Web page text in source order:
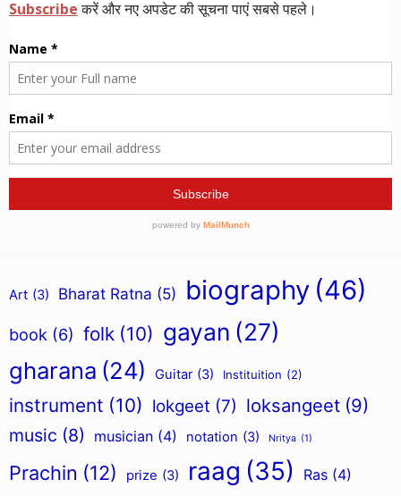
Art (3) Bharat Ratna (5) biography (46)
book (6) folk (10) gayan (27)
gharana (24) Guitar (3) Instituition (2)
instrument (10) lokgeet (7) loksangeet (9)
music (8) musician (4) notation (3) Nritya (1)
Prachin (12) prize (3) raag (35) Ras (4)